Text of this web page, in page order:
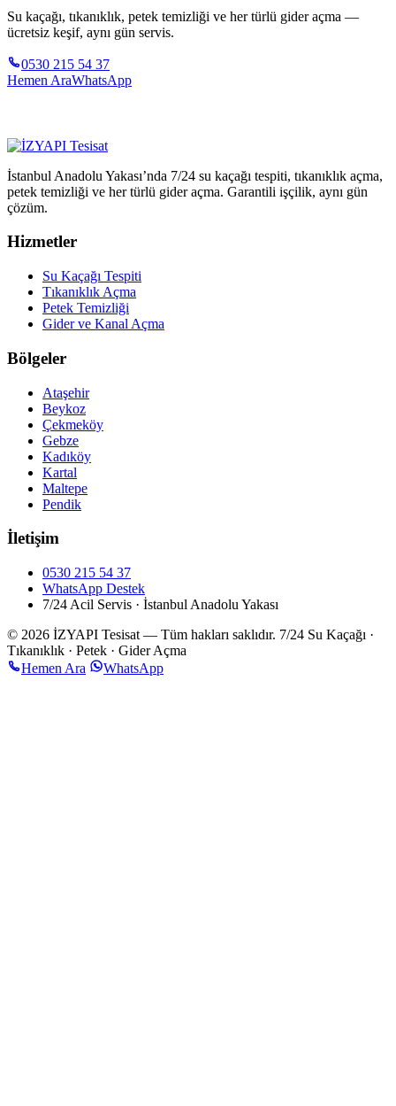
Su kaçağı, tıkanıklık, petek temizliği ve her türlü gider açma —
ücretsiz keşif, aynı gün servis.
0530 215 54 37
Hemen AraWhatsApp
İstanbul Anadolu Yakası’nda 7/24 su kaçağı tespiti, tıkanıklık açma,
petek temizliği ve her türlü gider açma. Garantili işçilik, aynı gün
çözüm.
Hizmetler
Su Kaçağı Tespiti
Tıkanıklık Açma
Petek Temizliği
Gider ve Kanal Açma
Bölgeler
Ataşehir
Beykoz
Çekmeköy
Gebze
Kadıköy
Kartal
Maltepe
Pendik
İletişim
0530 215 54 37
WhatsApp Destek
7/24 Acil Servis · İstanbul Anadolu Yakası
© 2026 İZYAPI Tesisat — Tüm hakları saklıdır. 7/24 Su Kaçağı ·
Tıkanıklık · Petek · Gider Açma
Hemen Ara
WhatsApp